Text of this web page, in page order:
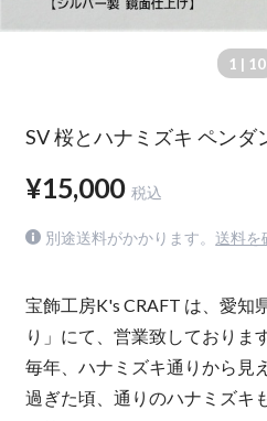
1 | 10
SV 桜とハナミズキ ペンダ
¥15,000 税込
別途送料がかかります。 送料を
宝飾工房K's CRAFT は、愛知
り」にて、営業致しております
毎年、ハナミズキ通りから見
過ぎた頃、通りのハナミズキ